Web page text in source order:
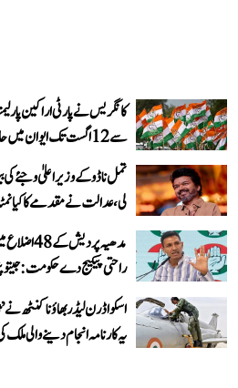
سے 12 اگست تک ایوان میں حاضر رہنے کی ہدایت
تمل ناڈو کے وزیر اعلیٰ وجئے
لی، عدالت نے مقدمے کا کیا
مدھیہ
راحتی پیکیج دے حکومت: جیتو
اسکواڈرن لیڈر بھاؤنا کنٹھ
یہ کارنامہ انجام دینے والی ملک